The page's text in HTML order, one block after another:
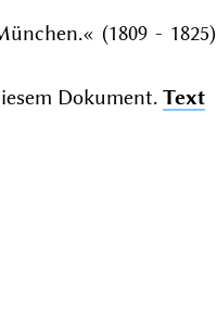
(1809 - 1825)
Dokument. Text